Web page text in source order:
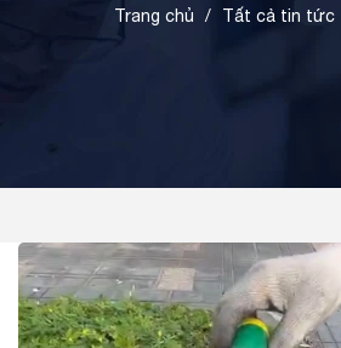
Trang chủ / Tất cả tin tức
Tin tức